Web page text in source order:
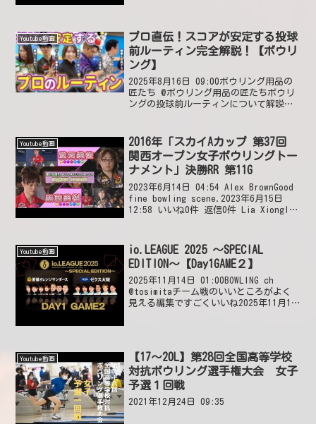
Youtube動画
プロ直伝！スコアが安定する投球
前ルーティン完全解説！【ボウリ
ング】
2025年8月16日 09:00ボウリング用品の
匠たち @ボウリング用品の匠たちボウリ
ングの投球前ルーティンについて解説し
などあれば教えてください😆2025年8月
16日...
Youtube動画
2016年「スカイAカップ 第37回
関西オープン女子ボウリングトー
ナメント」決勝RR 第11G
2023年6月14日 04:54 Alex BrownGood
fine bowling scene.2023年6月15日
12:58 いいね0件 返信0件 Lia XiongI
Youtube動画
io.LEAGUE 2025 ～SPECIAL
EDITION～【Day1GAME２】
2025年11月14日 01:00BOWLING ch
@tosimitaチーム戦のいいところがよく
見える編集ですごくいいね2025年11月14
Youtube動画
【17～20L】第28回全国高等学校
対抗ボウリング選手権大会 女子
予選１回戦
2021年12月24日 09:35